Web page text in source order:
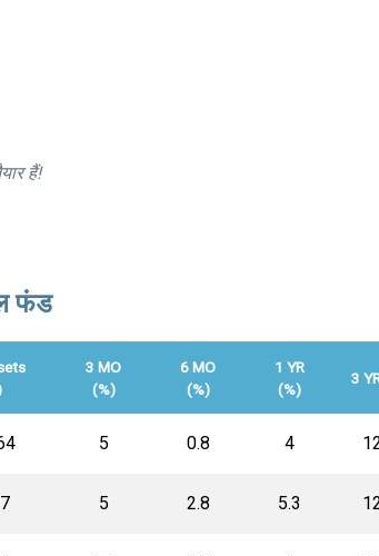
हैं!
फंड
3 MO
(%)
6 MO
(%)
1 YR
(%)
3
5 0.8 4
5 2.8 5.3